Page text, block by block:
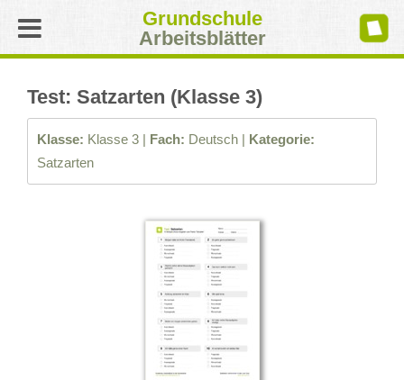
Grundschule
Arbeitsblätter
Test: Satzarten (Klasse 3)
Klasse: Klasse 3 | Fach: Deutsch | Kategorie:
Satzarten